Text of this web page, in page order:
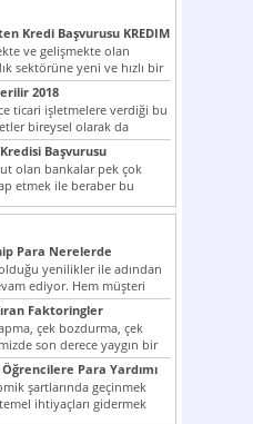
Kredi Başvurusu KREDIM
ve gelişmekte olan
sektörüne yeni ve hızlı bir
2018
ticari işletmelere verdiği bu
bireysel olarak da
kredi...
Başvurusu
olan bankalar pek çok
etmek ile beraber bu
Para Nerelerde
yenilikler ile adından
ediyor. Hem müşteri
hem...
Faktoringler
çek bozdurma, çek
son derece yaygın bir
Para Yardımı
şartlarında geçinmek
ihtiyaçları gidermek
olmak...